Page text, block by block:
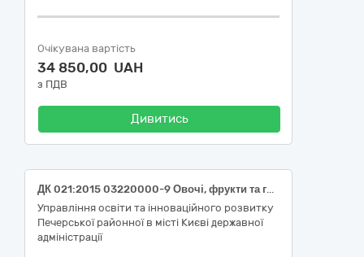
Очікувана вартість
34 850,00 UAH
з ПДВ
Дивитись
ДК 021:2015 03220000-9 Овочі, фрукти та горіхи (03221230 -7 Перець солодкий; 03221000-6 Баклажани свіжі; 03221240-0 Помідори свіжі;03221410-3 Капуста цвітна)
Управління освіти та інноваційного розвитку
Печерської районної в місті Києві державної
адміністрації